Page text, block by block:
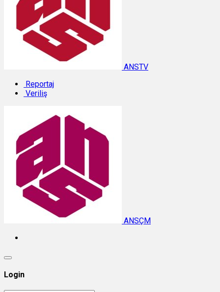
ANSTV
Reportaj
Veriliş
ANSÇM
Login